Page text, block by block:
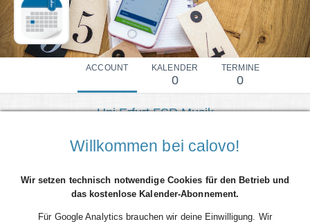
ACCOUNT KALENDER
0
TERMINE
0
Uni Erfurt FSR Musik
Mehr Details einblenden
Willkommen bei calovo!
Wir setzen technisch notwendige Cookies für den Betrieb und
das kostenlose Kalender-Abonnement.
Für Google Analytics brauchen wir deine Einwilligung. Wir